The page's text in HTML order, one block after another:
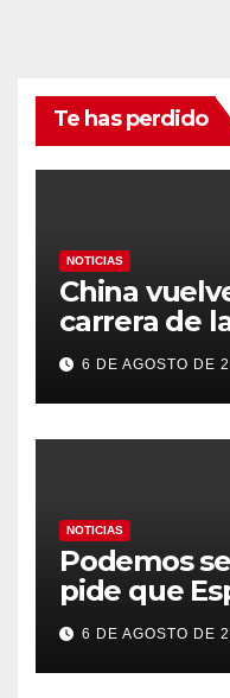
Te has perdido
NOTICIAS
China
carrera de
modelo
durante
humana
6 DE AGOSTO DE
NOTICIAS
Podemos
pide que
el Mundial
Marruecos
contra la
6 DE AGOSTO DE